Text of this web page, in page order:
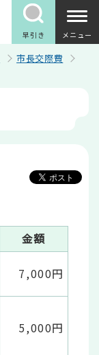
早引き メニュー
市長交際費
金額
7,000円
5,000円